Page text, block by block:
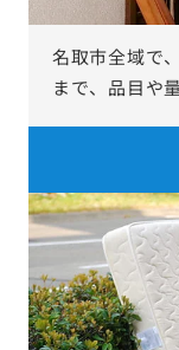
名取市全域で
まで、品目や